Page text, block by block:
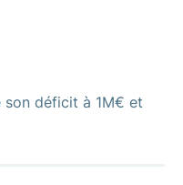
son déficit à 1M€ et